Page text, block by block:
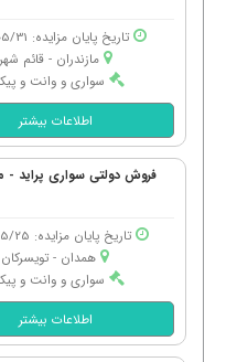
تاریخ پایان مزایده: 1405/05/31
مازندران - قائم شهر
سواری و وانت و
اطلاعات بیشتر
فروش دولتی سواری پراید -
تاریخ پایان مزایده: 1405/05/25
همدان - تویسركان
سواری و وانت و
اطلاعات بیشتر